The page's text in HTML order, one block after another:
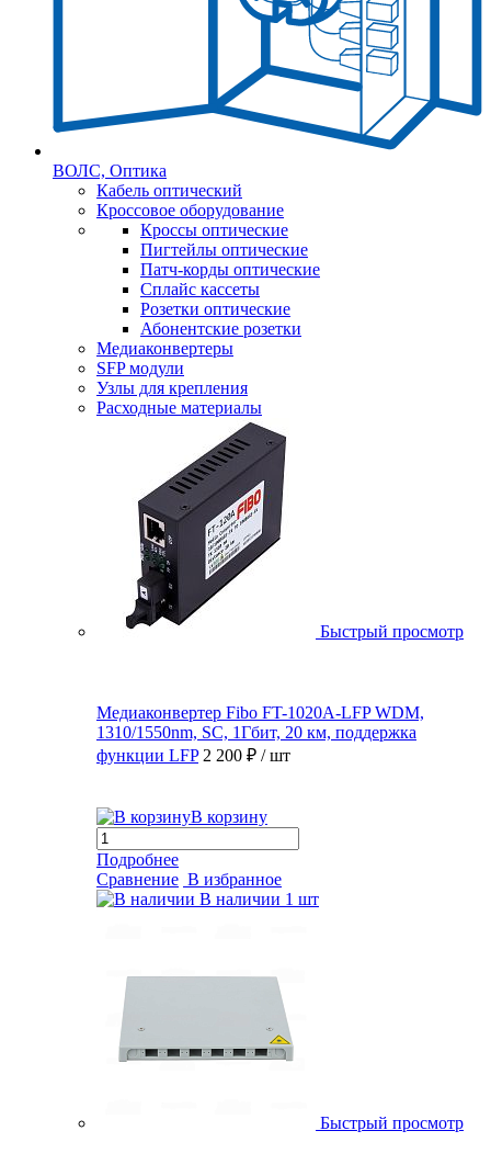
ВОЛС, Оптика
Кабель оптический
Кроссовое оборудование
Кроссы оптические
Пигтейлы оптические
Патч-корды оптические
Сплайс кассеты
Розетки оптические
Абонентские розетки
Медиаконвертеры
SFP модули
Узлы для крепления
Расходные материалы
Быстрый просмотр
Медиаконвертер Fibo FT-1020A-LFP WDM,
1310/1550nm, SC, 1Гбит, 20 км, поддержка
функции LFP 2 200 ₽ / шт
В корзину
Подробнее
Сравнение В избранное
В наличии 1 шт
Быстрый просмотр